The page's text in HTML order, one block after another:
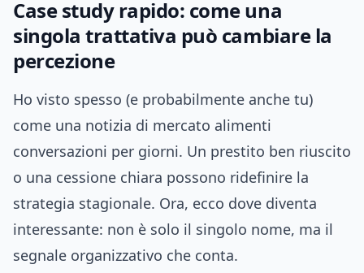
Case study rapido: come una
singola trattativa può cambiare la
percezione
Ho visto spesso (e probabilmente anche tu)
come una notizia di mercato alimenti
conversazioni per giorni. Un prestito ben riuscito
o una cessione chiara possono ridefinire la
strategia stagionale. Ora, ecco dove diventa
interessante: non è solo il singolo nome, ma il
segnale organizzativo che conta.